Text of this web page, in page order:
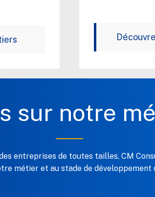
sur notre
entreprises de toutes tailles, CM
métier et au stade de